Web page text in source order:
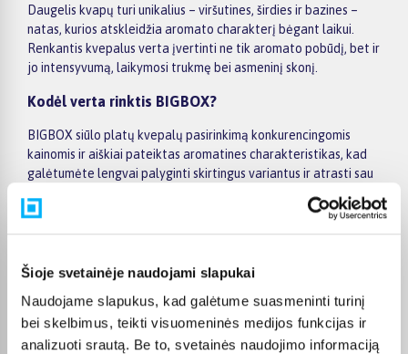
Šioje svetainėje naudojami slapukai
Naudojame slapukus, kad galėtume suasmeninti turinį
bei skelbimus, teikti visuomeninės medijos funkcijas ir
analizuoti srautą. Be to, svetainės naudojimo informaciją
Daugelis kvapų turi unikalius – viršutines, širdies ir bazines –
natas, kurios atskleidžia aromato charakterį bėgant laikui.
Renkantis kvepalus verta įvertinti ne tik aromato pobūdį, bet ir
jo intensyvumą, laikymosi trukmę bei asmeninį skonį.
Kodėl verta rinktis BIGBOX?
BIGBOX siūlo platų kvepalų pasirinkimą konkurencingomis
kainomis ir aiškiai pateiktas aromatines charakteristikas, kad
galėtumėte lengvai palyginti skirtingus variantus ir atrasti sau
parduotuvėje. BIGBOX taiko
galiojančias sąlygas– rekomenduojame pasitikrinti, ar jūsų
pasirinktai prekei ši paslauga taikoma. BIGBOX užtikrina
patogų apsipirkimą, greitą pristatymą ir patikimą aptarnavimą
tiek internetu, tiek vietoje.